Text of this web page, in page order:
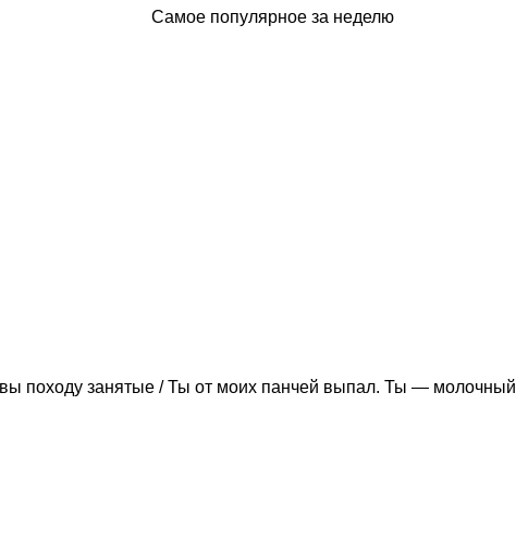
Самое популярное за неделю
походу занятые / Ты от моих панчей выпал. Ты —